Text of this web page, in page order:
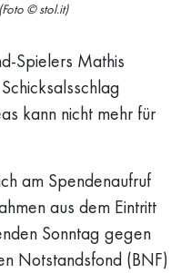
© stol.it)
Spielers Mathis
kann nicht mehr für
am Spendenaufruf
aus dem Eintritt
Sonntag gegen
Notstandsfond (BNF)